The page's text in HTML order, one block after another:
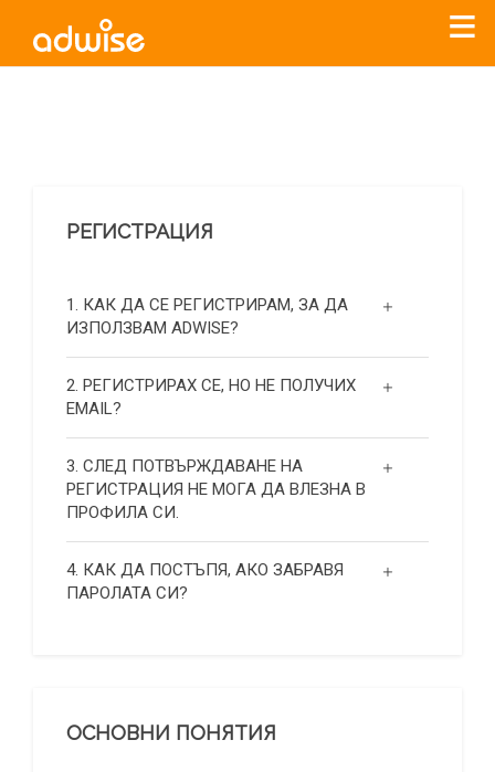
РЕГИСТРАЦИЯ
1. КАК ДА СЕ РЕГИСТРИРАМ, ЗА ДА
ИЗПОЛЗВАМ ADWISE?
2. РЕГИСТРИРАХ СЕ, НО НЕ ПОЛУЧИХ
EMAIL?
3. СЛЕД ПОТВЪРЖДАВАНЕ НА
РЕГИСТРАЦИЯ НЕ МОГА ДА ВЛЕЗНА В
ПРОФИЛА СИ.
4. КАК ДА ПОСТЪПЯ, АКО ЗАБРАВЯ
ПАРОЛАТА СИ?
ОСНОВНИ ПОНЯТИЯ